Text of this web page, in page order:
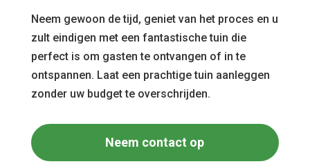
Neem gewoon de tijd, geniet van het proces en u
zult eindigen met een fantastische tuin die
perfect is om gasten te ontvangen of in te
ontspannen. Laat een prachtige tuin aanleggen
zonder uw budget te overschrijden.
Neem contact op